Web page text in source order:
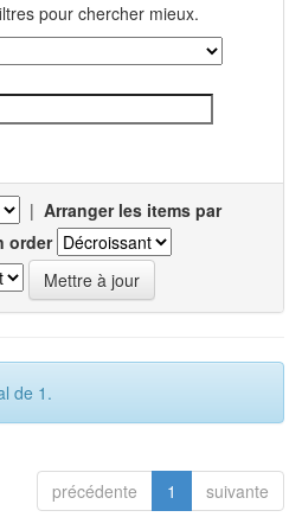
pour chercher mieux.
| Arranger les items par
order
de 1.
précédente 1 suivante